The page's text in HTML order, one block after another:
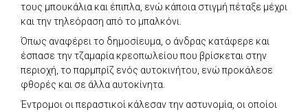
τους μπουκάλια και έπιπλα, ενώ κάποια στιγμή πέταξε μέχρι
και την τηλεόραση από το μπαλκόνι.
Όπως αναφέρει το δημοσίευμα, ο άνδρας κατάφερε και
έσπασε την τζαμαρία κρεοπωλείου που βρίσκεται στην
περιοχή, το παρμπρίζ ενός αυτοκινήτου, ενώ προκάλεσε
φθορές και σε άλλα αυτοκίνητα.
Έντρομοι οι περαστικοί κάλεσαν την αστυνομία, οι οποίοι